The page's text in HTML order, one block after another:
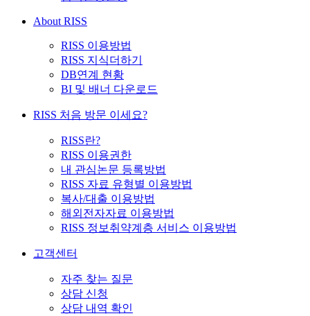
About RISS
RISS 이용방법
RISS 지식더하기
DB연계 현황
BI 및 배너 다운로드
RISS 처음 방문 이세요?
RISS란?
RISS 이용권한
내 관심논문 등록방법
RISS 자료 유형별 이용방법
복사/대출 이용방법
해외전자자료 이용방법
RISS 정보취약계층 서비스 이용방법
고객센터
자주 찾는 질문
상담 신청
상담 내역 확인